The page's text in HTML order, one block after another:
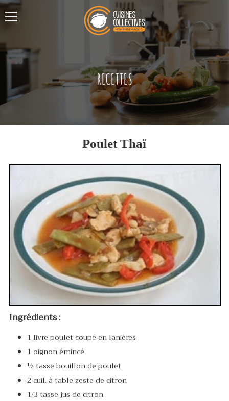
RECETTES
Poulet Thaï
Ingrédients:
1 livre poulet coupé en lanières
1 oignon émincé
½ tasse bouillon de poulet
2 cuil. à table zeste de citron
1/3 tasse jus de citron